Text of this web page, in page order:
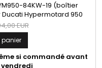
84KW-19 (boîtier
Hypermotard 950
plus", découvrez les
par les spécialistes du
: pour une machine
D185 ou de la ligne
ou...
EUR
panier
si commandé avant
vendredi